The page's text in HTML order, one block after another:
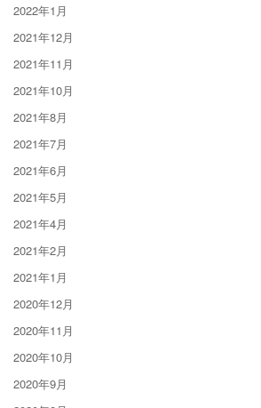
2022年1月
2021年12月
2021年11月
2021年10月
2021年8月
2021年7月
2021年6月
2021年5月
2021年4月
2021年2月
2021年1月
2020年12月
2020年11月
2020年10月
2020年9月